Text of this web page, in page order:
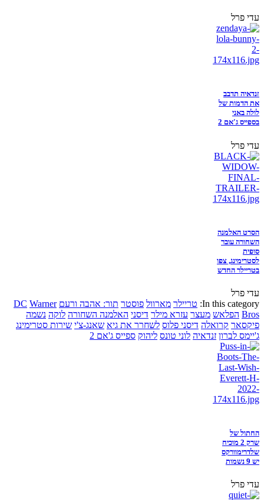
עדי פרל
זנדאיה תדבב
את הדמות של
לולה באני
בספייס ג'אם 2
עדי פרל
הסרט האלמנה
השחורה עובר
סופית
לסטרימינג, צפו
בטריילר החדש
עדי פרל
In this category: טריילר מארוול פוסטר תור: אהבה ורעם DC Warner
Bros הפלאש מעצר עזרא מילר דיסני האלמנה השחורה לוקה נשמה
פיקסאר קרואלה דיסני פלוס לשחרר את גיא שאנג-צ'י שירות סטרימינג
ג'יימס לברון זנדאיה לוני טונס ליהוק ספייס ג'אם 2
החתול של
שרק 2 מוכיח
שלדרימוורקס
יש 9 נשמות
עדי פרל